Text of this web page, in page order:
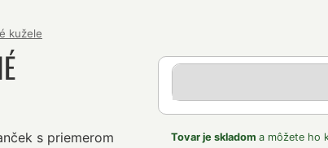
kužele
s priemerom
Tovar je skladom a môžete ho